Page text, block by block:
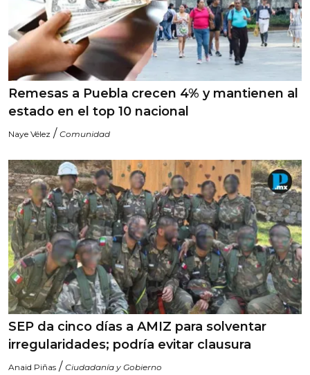
Remesas a Puebla crecen 4% y mantienen al
estado en el top 10 nacional
Naye Vélez / Comunidad
SEP da cinco días a AMIZ para solventar
irregularidades; podría evitar clausura
Anaid Piñas / Ciudadanía y Gobierno